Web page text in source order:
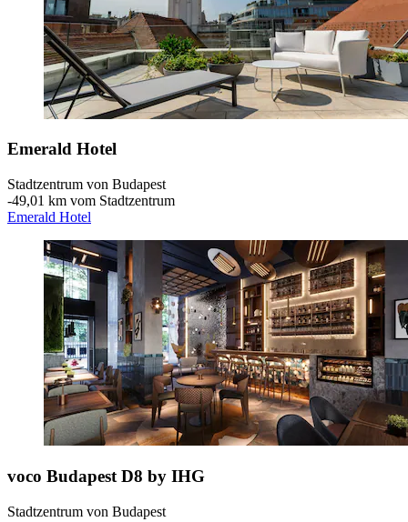
Emerald Hotel
Stadtzentrum von Budapest
‐49,01 km vom Stadtzentrum
Emerald Hotel
voco Budapest D8 by IHG
Stadtzentrum von Budapest